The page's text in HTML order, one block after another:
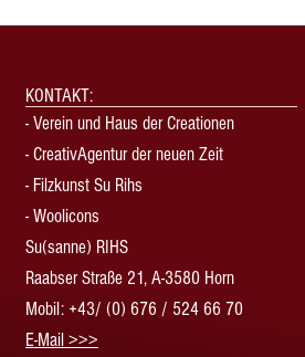
KONTAKT:
- Verein und Haus der Creationen
- CreativAgentur der neuen Zeit
- Filzkunst Su Rihs
- Woolicons
Su(sanne) RIHS
Raabser Straße 21, A-3580 Horn
Mobil: +43/ (0) 676 / 524 66 70
​E-Mail >>>